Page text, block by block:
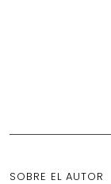
SOBRE EL AUTOR